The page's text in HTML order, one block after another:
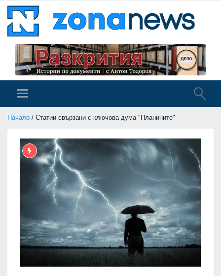
Начало / Статии свързани с ключова дума "Планините"